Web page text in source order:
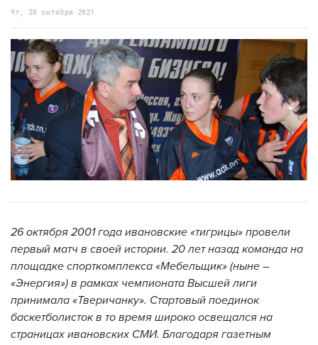
Чт, 28 октября 2021
26 октября 2001 года ивановские «тигрицы» провели
первый матч в своей истории. 20 лет назад команда на
площадке спорткомплекса «Мебельщик» (ныне –
«Энергия») в рамках чемпионата Высшей лиги
принимала «Тверичанку». Стартовый поединок
баскетболисток в то время широко освещался на
страницах ивановских СМИ. Благодаря газетным